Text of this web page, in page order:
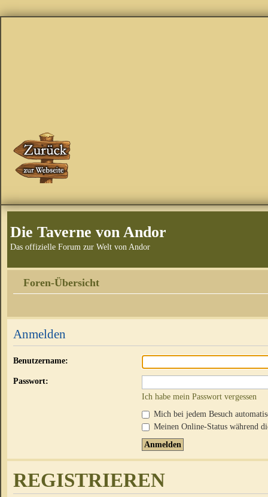
Die Taverne von Andor
Das offizielle Forum zur Welt von Andor
Foren-Übersicht
Anmelden
Benutzername:
Passwort:
Ich habe mein Passwort vergessen
Mich bei jedem Besuch
Meinen Online-Status während
REGISTRIEREN